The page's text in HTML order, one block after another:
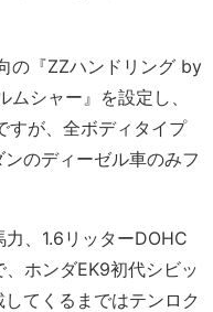
の『ZZハンドリング by
シャー』を設定し、
すが、全ボディタイプ
のディーゼル車のみフ
、1.6リッターDOHC
ホンダEK9初代シビッ
てくるまではテンロク